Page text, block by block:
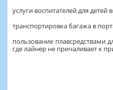
услуги воспитателей для детей
транспортировка багажа в
пользование плавсредствами
где лайнер не причаливает к